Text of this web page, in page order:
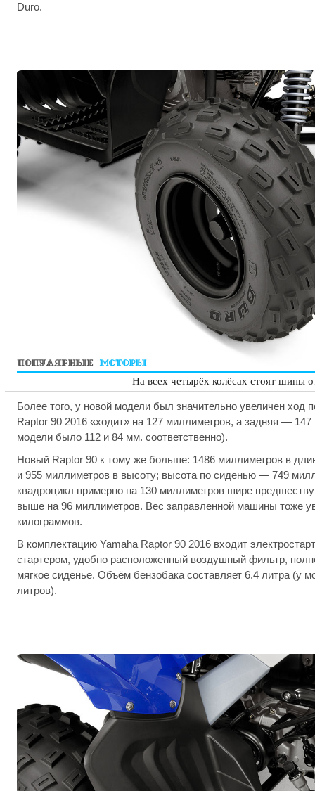
Duro.
На всех четырёх колёсах стоят шины
Более того, у новой модели был значительно увеличен ход
Raptor 90 2016 «ходит» на 127 миллиметров, а задняя —
модели было 112 и 84 мм. соответственно).
Новый Raptor 90 к тому же больше: 1486 миллиметров в
и 955 миллиметров в высоту; высота по сиденью — 749
квадроцикл примерно на 130 миллиметров шире
выше на 96 миллиметров. Вес заправленной машины тоже
килограммов.
В комплектацию Yamaha Raptor 90 2016 входит
стартером, удобно расположенный воздушный фильтр,
мягкое сиденье. Объём бензобака составляет 6.4 литра (у
литров).